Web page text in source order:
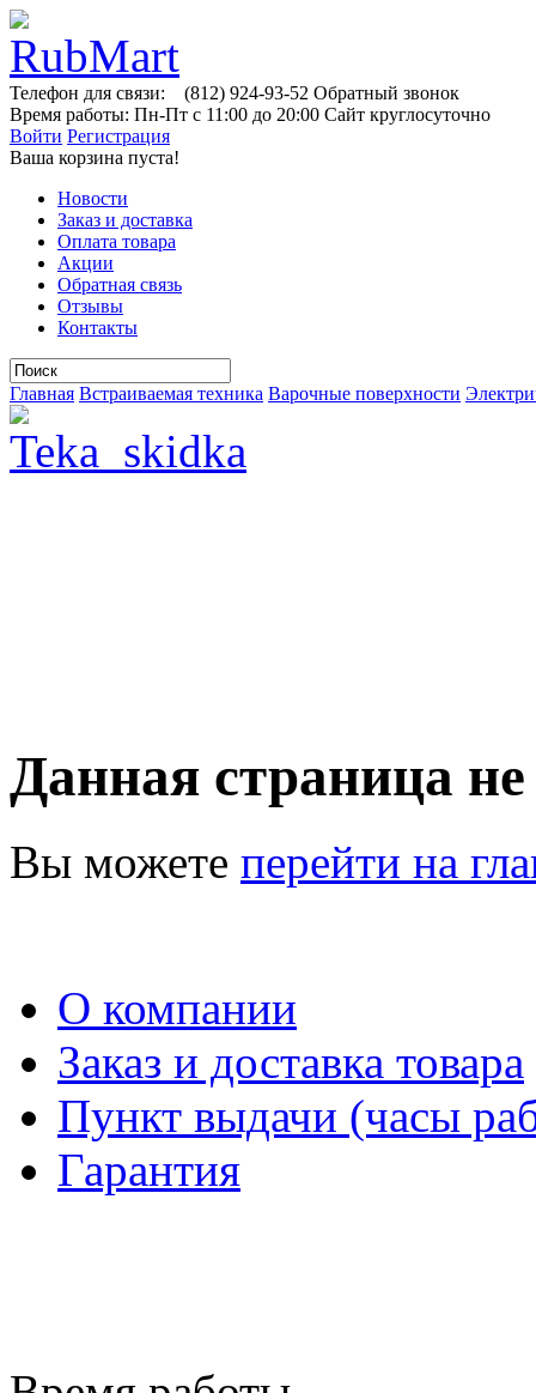
Телефон для связи: (812) 924-93-52 Обратный звонок
Время работы: Пн-Пт с 11:00 до 20:00 Сайт круглосуточно
Войти Регистрация
Ваша корзина пуста!
Новости
Заказ и доставка
Оплата товара
Акции
Обратная связь
Отзывы
Контакты
Главная Встраиваемая техника Варочные поверхности
Данная страница
Вы можете перейти на
О компании
Заказ и доставка товара
Пункт выдачи (часы
Гарантия